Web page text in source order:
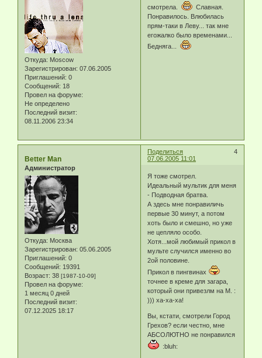
Откуда: Moscow
Зарегистрирован: 07.06.2005
Приглашений: 0
Сообщений: 18
Провел на форуме:
Не определено
Последний визит:
08.11.2006 23:34
смотрела.
Славная.
Понравилось. Влюбилась
прям-таки в Леву... так мне
егожалко было временами...
Бедняга...
Поделиться
4
07.06.2005 11:01
Better Man
Администратор
Откуда: Москва
Зарегистрирован: 05.06.2005
Приглашений: 0
Сообщений: 19391
Возраст: 38 [1987-10-09]
Провел на форуме:
1 месяц 0 дней
Последний визит:
07.12.2025 18:17
Я тоже смотрел.
Идеальный мультик для меня
- Подводная братва.
А здесь мне понравиличь
первые 30 минут, а потом
хоть было и смешно, но уже
не цепляло особо.
Хотя...мой любимый прикол в
мульте случился именно во
2ой половине.
Прикол в пингвинах
точнее в креме для загара,
который они привезлм на М. :
))) ха-ха-ха!
Вы, кстати, смотрели Город
Грехов? если честно, мне
АБСОЛЮТНО не понравился
:bluh: